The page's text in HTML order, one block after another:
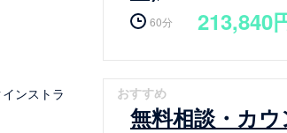
ンストラ
60分 213,840
おすすめ
無料相談・カ